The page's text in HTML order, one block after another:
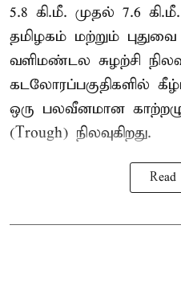
5.8 கி.மீ. முதல் 7.6
தமிழகம் மற்றும்
வளிமண்டல சுழற்சி
கடலோரப்பகுதிகளில்
ஒரு பலவீனமான
(Trough) நிலவுகிறது.